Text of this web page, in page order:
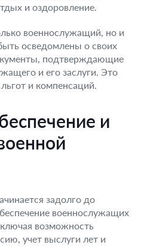
и оздоровление.
военнослужащий, но и
осведомлены о своих
подтверждающие
и его заслуги. Это
и компенсаций.
и
задолго до
военнослужащих
возможность
учет выслуги лет и